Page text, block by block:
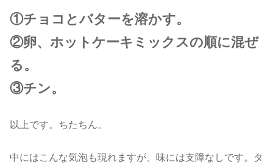
①チョコとバターを溶かす。
②卵、ホットケーキミックスの順に混ぜ
る。
③チン。
以上です。ちたちん。
中にはこんな気泡も現れますが、味には支障なしです。タ